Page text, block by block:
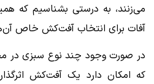
می‌زنند، به درستی بشناسیم که
آفات برای انتخاب آفت‌کش خاص
در صورت وجود چند نوع سبزی در
که امکان دارد یک آفت‌کش